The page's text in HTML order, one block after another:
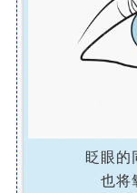
眨眼的
也将